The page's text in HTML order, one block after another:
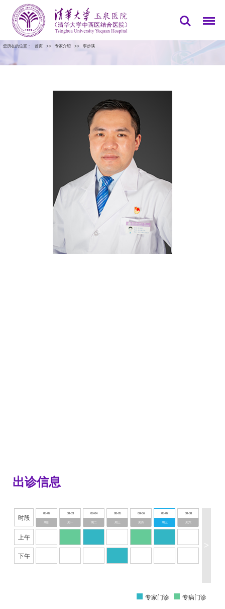
您所在的位置： 首页 >> 专家介绍 >> 李步满
出诊信息
时段
上午
下午
08-09
周日
08-03
周一
08-04
周二
08-05
周三
08-06
周四
08-07
周五
08-08
周六
>
专家门诊 专病门诊